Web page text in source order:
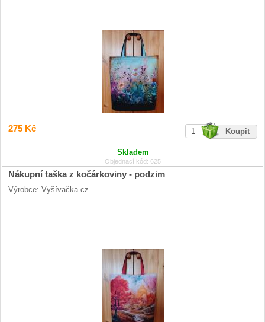
275 Kč
Skladem
Objednací kód: 625
Nákupní taška z kočárkoviny - podzim
Výrobce: Vyšívačka.cz